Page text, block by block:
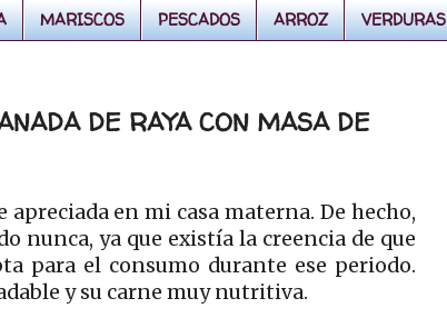
MARISCOS PESCADOS ARROZ VERDURAS
DE RAYA CON MASA DE
en mi casa materna. De hecho,
nunca, ya que existía la creencia de que
para el consumo durante ese periodo.
y su carne muy nutritiva.